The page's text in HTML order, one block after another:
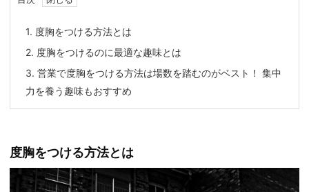
1. 度胸をつける方法とは
2. 度胸をつけるのに最適な趣味とは
3. 営業で度胸をつける方法は場数を踏むのがベスト！ 集中
力を養う趣味もおすすめ
度胸をつける方法とは